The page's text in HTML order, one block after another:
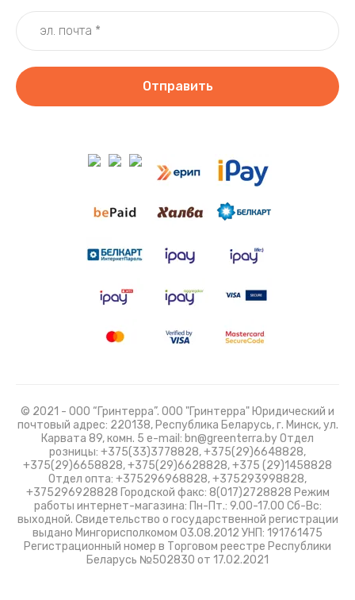
Отправить
© 2021 - ООО “Гринтерра”. ООО "Гринтерра" Юридический и
почтовый адрес: 220138, Республика Беларусь, г. Минск, ул.
Карвата 89, комн. 5 e-mail: bn@greenterra.by Отдел
розницы: +375(33)3778828, +375(29)6648828,
+375(29)6658828, +375(29)6628828, +375 (29)1458828
Отдел опта: +375296968828, +375293998828,
+375296928828 Городской факс: 8(017)2728828 Режим
работы интернет-магазина: Пн-Пт.: 9.00-17.00 Сб-Вс:
выходной. Свидетельство о государственной регистрации
выдано Мингорисполкомом 03.08.2012 УНП: 191761475
Регистрационный номер в Торговом реестре Республики
Беларусь №502830 от 17.02.2021